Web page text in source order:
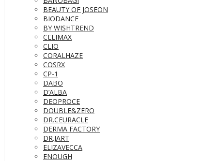
BEAUTY OF JOSEON
BIODANCE
BY WISHTREND
CELIMAX
CLIO
CORALHAZE
COSRX
CP-1
DABO
D’ALBA
DEOPROCE
DOUBLE&ZERO
DR.CEURACLE
DERMA FACTORY
DR.JART
ELIZAVECCA
ENOUGH